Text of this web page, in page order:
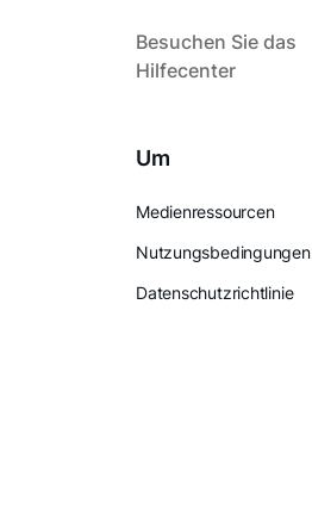
Besuchen Sie das
Hilfecenter
Um
Medienressourcen
Nutzungsbedingungen
Datenschutzrichtlinie